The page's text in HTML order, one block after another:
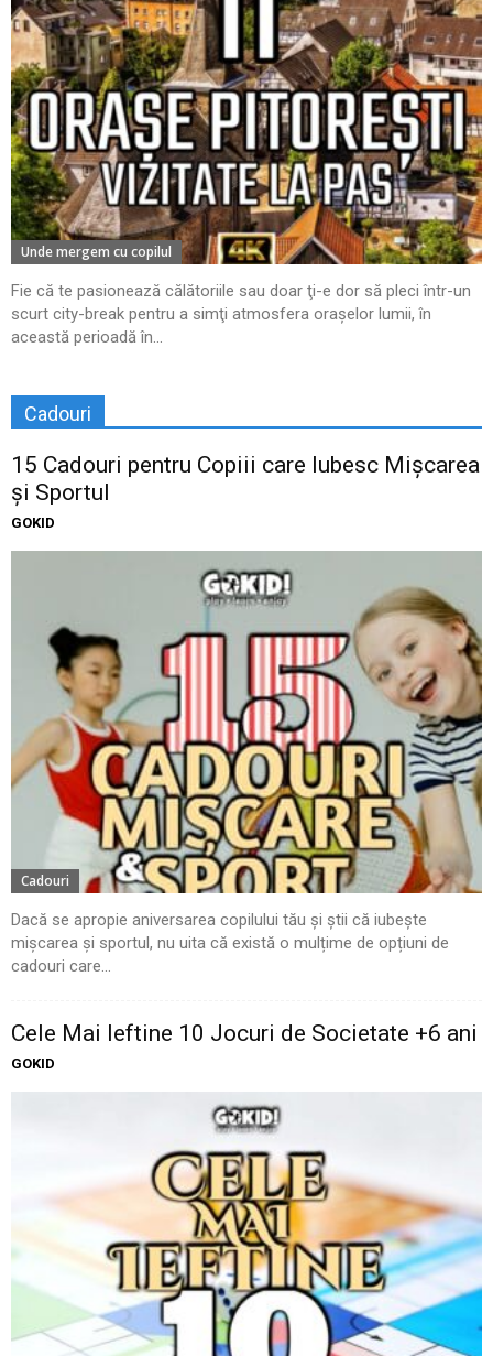
Unde mergem cu copilul
Fie că te pasionează călătoriile sau doar ţi-e dor să pleci într-un
scurt city-break pentru a simţi atmosfera oraşelor lumii, în
această perioadă în...
Cadouri
15 Cadouri pentru Copiii care Iubesc Mișcarea
și Sportul
GOKID
Cadouri
Dacă se apropie aniversarea copilului tău și știi că iubește
mișcarea și sportul, nu uita că există o mulțime de opțiuni de
cadouri care...
Cele Mai Ieftine 10 Jocuri de Societate +6 ani
GOKID